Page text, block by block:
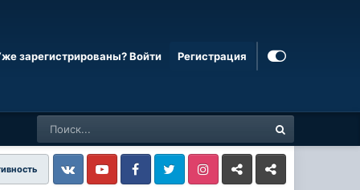
зарегистрированы? Войти Регистрация
VkontakteYouTube FacebookTwitter InstagramLivejournalOdnoklassniki